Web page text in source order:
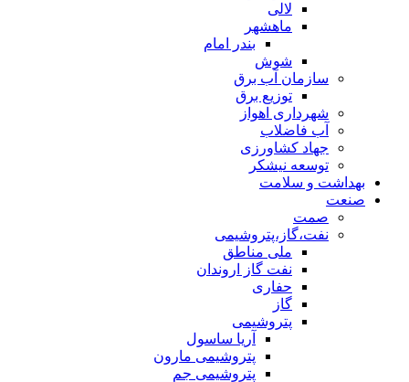
لالی
ماهشهر
بندر امام
شوش
سازمان آب برق
توزیع برق
شهرداری اهواز
آب فاضلاب
جهاد کشاورزی
توسعه نیشکر
بهداشت و سلامت
صنعت
صمت
نفت،گاز،پتروشیمی
ملی مناطق
نفت گاز اروندان
حفاری
گاز
پتروشیمی
آریا ساسول
پتروشیمی مارون
پتروشیمی جم